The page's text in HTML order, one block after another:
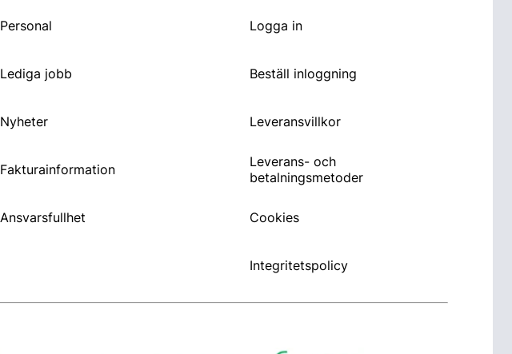
Personal
Lediga jobb
Nyheter
Fakturainformation
Ansvarsfullhet
Logga in
Beställ inloggning
Leveransvillkor
Leverans- och
betalningsmetoder
Cookies
Integritetspolicy